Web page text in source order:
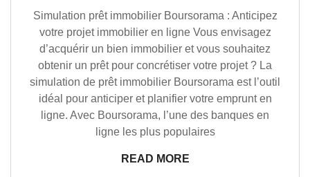
Simulation prêt immobilier Boursorama : Anticipez
votre projet immobilier en ligne Vous envisagez
d’acquérir un bien immobilier et vous souhaitez
obtenir un prêt pour concrétiser votre projet ? La
simulation de prêt immobilier Boursorama est l’outil
idéal pour anticiper et planifier votre emprunt en
ligne. Avec Boursorama, l’une des banques en
ligne les plus populaires
READ MORE